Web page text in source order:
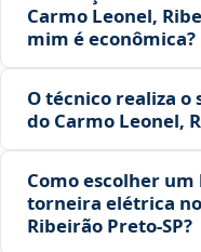
Carmo Leonel,
mim é econômica?
O técnico realiza o
do Carmo Leonel,
Como escolher
torneira elétrica
Ribeirão Preto‑SP?